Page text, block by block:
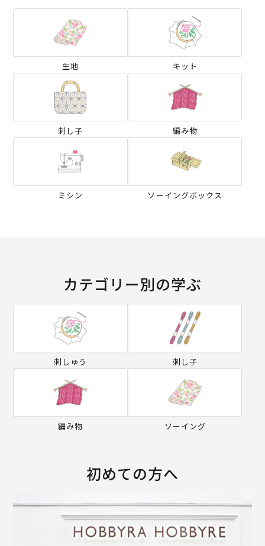
生地 キット
刺し子 編み物
ミシン ソーイングボックス
カテゴリー別の学ぶ
刺しゅう 刺し子
編み物 ソーイング
初めての方へ